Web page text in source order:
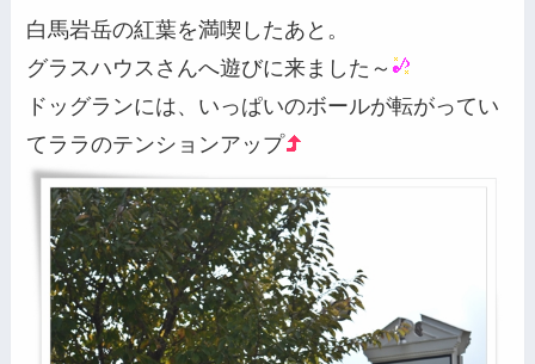
白馬岩岳の紅葉を満喫したあと。
グラスハウスさんへ遊びに来ました～
ドッグランには、いっぱいのボールが転がってい
てララのテンションアップ